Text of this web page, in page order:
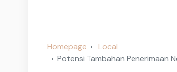
Homepage
Local
Potensi Tambahan Penerimaan